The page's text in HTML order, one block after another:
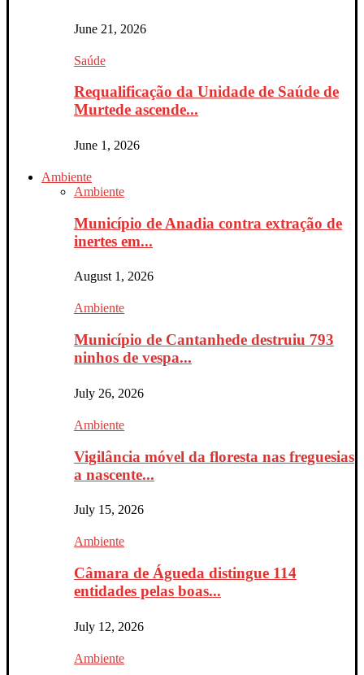
June 21, 2026
Saúde
Requalificação da Unidade de Saúde de
Murtede ascende...
June 1, 2026
Ambiente
Ambiente
Município de Anadia contra extração de
inertes em...
August 1, 2026
Ambiente
Município de Cantanhede destruiu 793
ninhos de vespa...
July 26, 2026
Ambiente
Vigilância móvel da floresta nas freguesias
a nascente...
July 15, 2026
Ambiente
Câmara de Águeda distingue 114
entidades pelas boas...
July 12, 2026
Ambiente